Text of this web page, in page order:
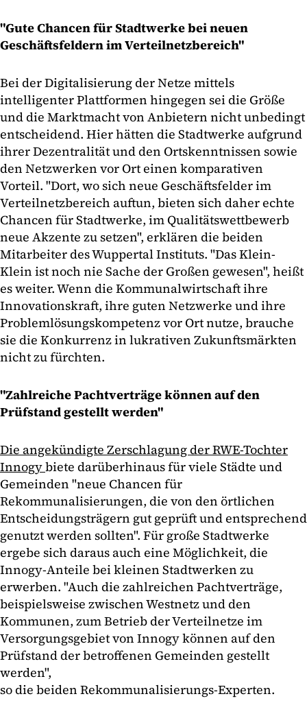
"Gute Chancen für Stadtwerke bei neuen
Geschäftsfeldern im Verteilnetzbereich"
Bei der Digitalisierung der Netze mittels
intelligenter Plattformen hingegen sei die Größe
und die Marktmacht von Anbietern nicht unbedingt
entscheidend. Hier hätten die Stadtwerke aufgrund
ihrer Dezentralität und den Ortskenntnissen sowie
den Netzwerken vor Ort einen komparativen
Vorteil. "Dort, wo sich neue Geschäftsfelder im
Verteilnetzbereich auftun, bieten sich daher echte
Chancen für Stadtwerke, im Qualitätswettbewerb
neue Akzente zu setzen", erklären die beiden
Mitarbeiter des Wuppertal Instituts. "Das Klein-
Klein ist noch nie Sache der Großen gewesen", heißt
es weiter. Wenn die Kommunalwirtschaft ihre
Innovationskraft, ihre guten Netzwerke und ihre
Problemlösungskompetenz vor Ort nutze, brauche
sie die Konkurrenz in lukrativen Zukunftsmärkten
nicht zu fürchten.
"Zahlreiche Pachtverträge können auf den
Prüfstand gestellt werden"
Die angekündigte Zerschlagung der RWE-Tochter
Innogybiete darüberhinaus für viele Städte und
Gemeinden "neue Chancen für
Rekommunalisierungen, die von den örtlichen
Entscheidungsträgern gut geprüft und entsprechend
genutzt werden sollten". Für große Stadtwerke
ergebe sich daraus auch eine Möglichkeit, die
Innogy-Anteile bei kleinen Stadtwerken zu
erwerben. "Auch die zahlreichen Pachtverträge,
beispielsweise zwischen Westnetz und den
Kommunen, zum Betrieb der Verteilnetze im
Versorgungsgebiet von Innogy können auf den
Prüfstand der betroffenen Gemeinden gestellt
werden",
so die beiden Rekommunalisierungs-Experten.